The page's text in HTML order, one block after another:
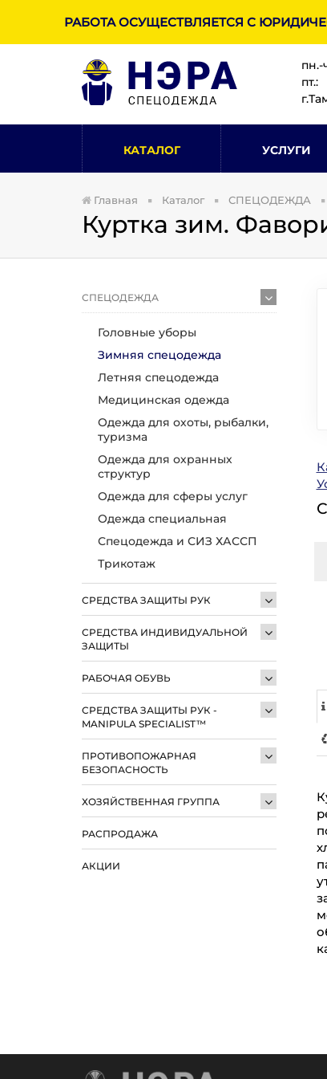
РАБОТА ОСУЩЕСТВЛЯЕТСЯ С
пн.-
КАТАЛОГ УСЛУГИ
Главная Каталог СПЕЦОДЕЖДА
Куртка зим.
СПЕЦОДЕЖДА
Головные уборы
Зимняя спецодежда
Летняя спецодежда
Медицинская одежда
Одежда для охоты, рыбалки,
туризма
Одежда для охранных
структур
Одежда для сферы услуг
Одежда специальная
Спецодежда и СИЗ ХАССП
Трикотаж
СРЕДСТВА ЗАЩИТЫ РУК
СРЕДСТВА ИНДИВИДУАЛЬНОЙ
ЗАЩИТЫ
РАБОЧАЯ ОБУВЬ
СРЕДСТВА ЗАЩИТЫ РУК -
MANIPULA SPECIALIST™
ПРОТИВОПОЖАРНАЯ
БЕЗОПАСНОСТЬ
ХОЗЯЙСТВЕННАЯ ГРУППА
РАСПРОДАЖА
АКЦИИ